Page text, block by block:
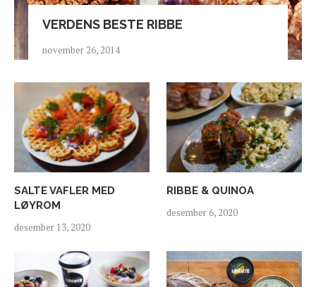
VERDENS BESTE RIBBE
november 26, 2014
SALTE VAFLER MED
LØYROM
desember 13, 2020
RIBBE & QUINOA
desember 6, 2020